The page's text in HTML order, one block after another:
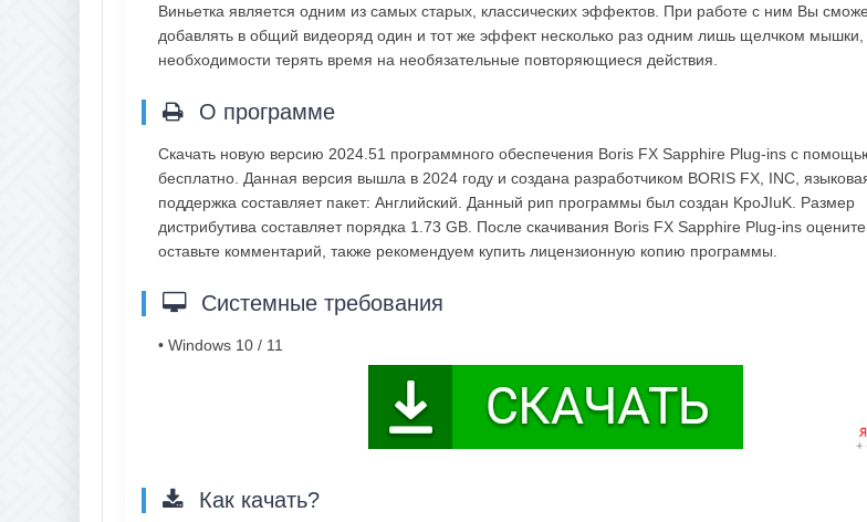
Виньетка является одним из самых старых, классических эффектов. При работе с ним Вы
добавлять в общий видеоряд один и тот же эффект несколько раз одним лишь щелчком мышки,
необходимости терять время на необязательные повторяющиеся действия.
О программе
Скачать новую версию 2024.51 программного обеспечения Boris FX Sapphire Plug-ins с
бесплатно. Данная версия вышла в 2024 году и создана разработчиком BORIS FX, INC,
поддержка составляет пакет: Английский. Данный рип программы был создан KpoJIuK. Размер
дистрибутива составляет порядка 1.73 GB. После скачивания Boris FX Sapphire Plug-ins
оставьте комментарий, также рекомендуем купить лицензионную копию программы.
Системные требования
• Windows 10 / 11
Как качать?